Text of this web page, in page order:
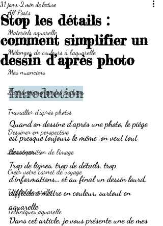
All Posts
Materiels aquarelle
Mélanges de couleurs à l'aquarelle
Mes nuanciers
La transparence des couleurs
Travailler d'après photos
Dessiner en perspective
La composition de l'image
Créer votre carnet de voyage
Tutoriel aquarelle
Techniques aquarelle
Stop les détails :
comment simplifier un
dessin d’après photo
31 janv. 2 min de lecture
Introduction
Quand on dessine d’après une photo, le piège
est presque toujours le même :on veut tout
dessiner.
Trop de lignes, trop de détails, trop
d’informations… et au final un dessin lourd,
difficile à mettre en couleur, surtout en
aquarelle.
Dans cet article, je vous présente une de mes